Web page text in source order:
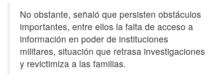
No obstante, señaló que persisten obstáculos
importantes, entre ellos la falta de acceso a
información en poder de instituciones
militares, situación que retrasa investigaciones
y revictimiza a las familias.